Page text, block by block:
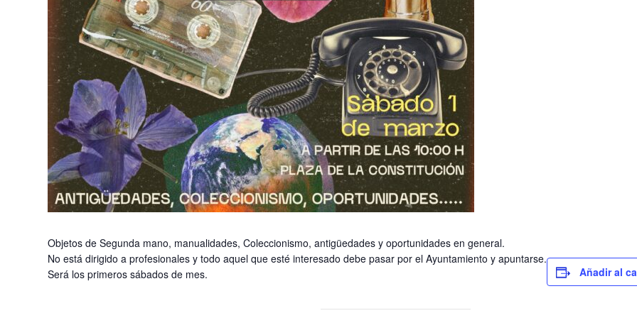
Objetos de Segunda mano, manualidades, Coleccionismo, antigüedades y oportunidades en general.
No está dirigido a profesionales y todo aquel que esté interesado debe pasar por el Ayuntamiento y apuntarse.
Será los primeros sábados de mes.
Añadir al